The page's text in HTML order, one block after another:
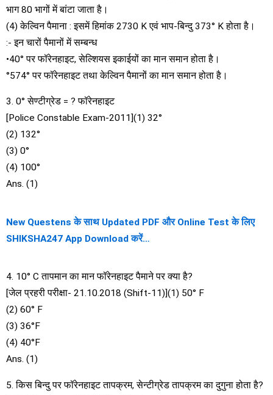
भाग 80 भागों में बांटा जाता है।
(4) केल्विन पैमाना : इसमें हिमांक 2730 K एवं भाप-बिन्दु 373° K होता है।
:- इन चारों पैमानों में सम्बन्ध
•40° पर फॉरेनहाइट, सेल्शियस इकाईयों का मान समान होता है।
°574° पर फॉरेनहाइट तथा केल्विन पैमानों का मान समान होता है।
3. 0° सेण्टीग्रेड = ? फॉरेनहाइट
[Police Constable Exam-2011](1) 32°
(2) 132°
(3) 0°
(4) 100°
Ans. (1)
New Questens के साथ Updated PDF और Online Test के लिए
SHIKSHA247 App Download करें…
4. 10° C तापमान का मान फॉरेनहाइट पैमाने पर क्या है?
[जेल प्रहरी परीक्षा- 21.10.2018 (Shift-11)](1) 50° F
(2) 60° F
(3) 36°F
(4) 40°F
Ans. (1)
5. किस बिन्दु पर फॉरेनहाइट तापक्रम, सेन्टीग्रेड तापक्रम का दुगुना होता है?